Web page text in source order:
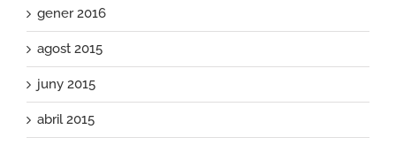
gener 2016
agost 2015
juny 2015
abril 2015